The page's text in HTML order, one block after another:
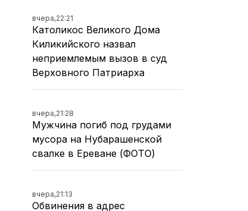
вчера,22:21
Католикос Великого Дома
Киликийского назвал
неприемлемым вызов в суд
Верховного Патриарха
вчера,21:28
Мужчина погиб под грудами
мусора на Нубарашенской
свалке в Ереване (ФОТО)
вчера,21:13
Обвинения в адрес